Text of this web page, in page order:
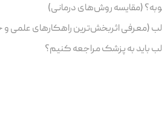
(مقایسه روش‌های درمانی)
(معرفی اثربخش‌ترین راهکارهای علمی
باید به پزشک مراجعه کنیم؟